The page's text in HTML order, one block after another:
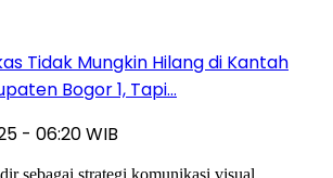
Tidak Mungkin Hilang di Kantah
Bogor 1, Tapi…
- 06:20 WIB